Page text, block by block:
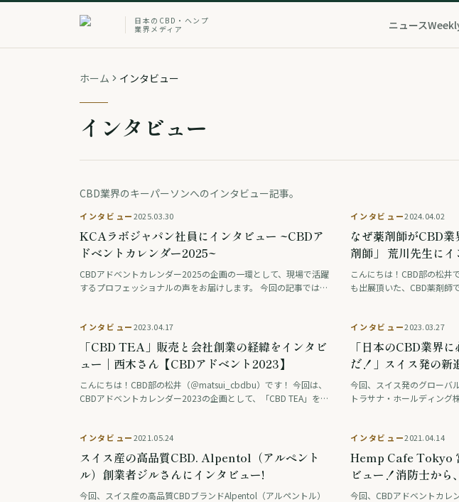
日本のCBD・ヘンプ
業界メディア
ニュース
ホーム インタビュー
インタビュー
CBD業界のキーパーソンへのインタビュー記事。
インタビュー2025.03.30
KCAラボジャパン社員にインタビュー ~CBDア
ドベントカレンダー2025~
CBDアドベントカレンダー2025の企画の一環として、現場で活躍
するプロフェッショナルの声をお届けします。 今回の記事では、
インタビュー2024.04.02
なぜ薬剤師がCBD
剤師」 荒川先生にイ
こんにちは！CBD部の松井
も出展頂いた、CBD薬剤師
インタビュー2023.04.17
「CBD TEA」販売と会社創業の経緯をインタビ
ュー｜西木さん【CBDアドベント2023】
こんにちは！CBD部の松井（＠matsui_cbdbu）です！ 今回は、
CBDアドベントカレンダー2023の企画として、「CBD TEA」を販
インタビュー2023.03.27
「日本のCBD業界
だ！」スイス発の新
本社CEO & 日本代
今回、スイス発のグローバ
トラサナ・ホールディング
インタビュー2021.05.24
スイス産の高品質CBD. Alpentol（アルペント
ル）創業者ジルさんにインタビュー!
今回、スイス産の高品質CBDブランドAlpentol（アルペントル）
インタビュー2021.04.14
Hemp Cafe Tokyo
ビュー！消防士から
トランの経営へ。
今回、CBDアドベントカレ